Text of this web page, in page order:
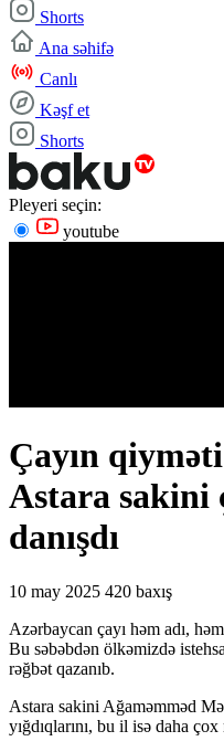
Shorts
Ana səhifə
Canlı
Kəşf et
Shorts
Pleyeri seçin:
youtube
Çayın
Astara sakini
danışdı
10 may 2025 420 baxış
Azərbaycan çayı həm adı,
Bu səbəbdən ölkəmizdə
rəğbət qazanıb.
Astara sakini Ağaməmməd
yığdıqlarını, bu il isə daha